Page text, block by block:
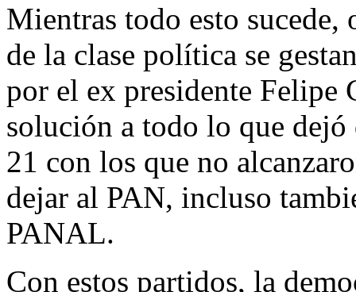
Mientras todo esto
de la clase política se
por el ex presidente Felipe
solución a todo lo que dejó
21 con los que no
dejar al PAN, incluso
PANAL.
Con estos partidos, la